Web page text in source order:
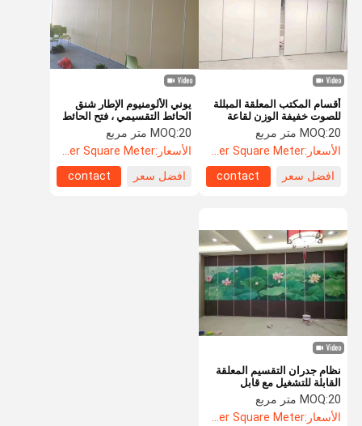
أقسام المكتب المعلقة المبللة
للصوت خفيفة الوزن لقاعة
الولائم
MOQ:20 متر مربع
الأسعار:US$88.5 Per Square Meter
افضل سعر
contact
يوني الألومنيوم الإطار شنق
الحائط التقسيمي ، فتح الحائط
الخشبي للقاعة
MOQ:20 متر مربع
الأسعار:US$105.5 Per Square Meter
افضل سعر
contact
نظام جدران التقسيم المعلقة
القابلة للتشغيل مع قابل
للسحب بالكامل
MOQ:20 متر مربع
الأسعار:US$108.5 Per Square Meter